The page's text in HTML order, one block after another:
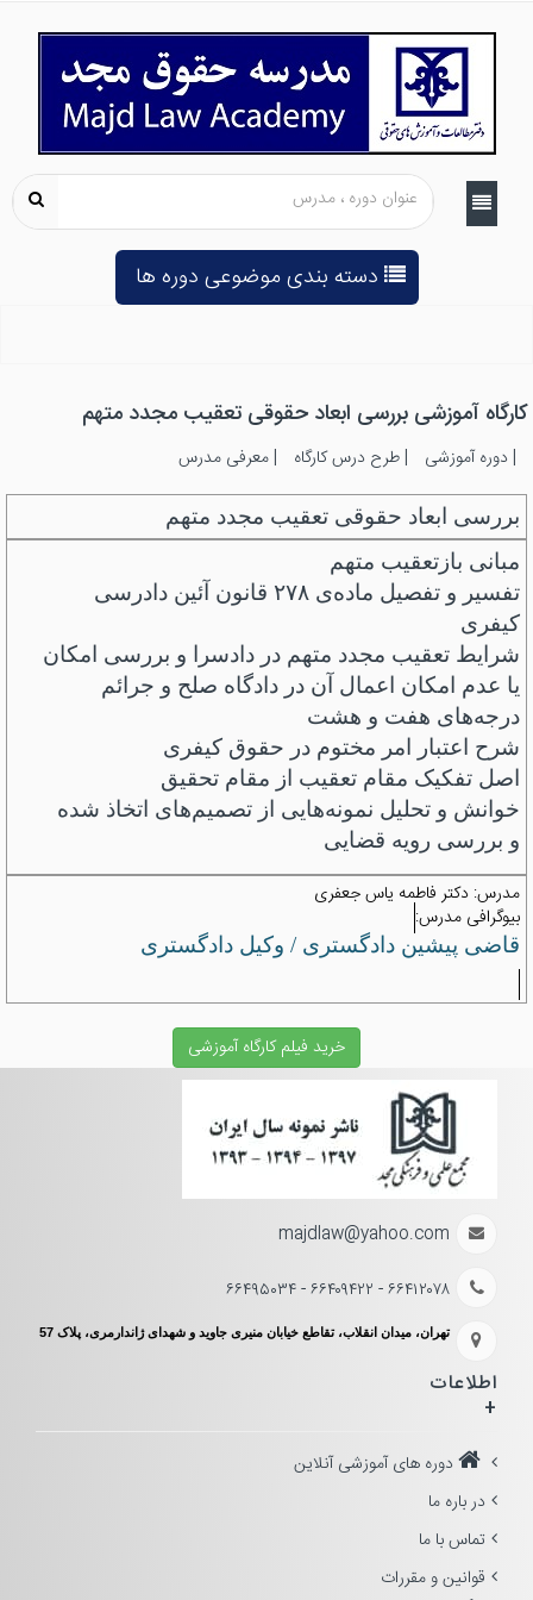
کارگاه آموزشی بررسی ابعاد حقوقی تعقیب مجدد متهم
| دوره آموزشی | طرح درس کارگاه | معرفی مدرس
بررسی ابعاد حقوقی تعقیب مجدد متهم
مبانی بازتعقیب متهم
تفسیر و تفصیل ماده‌ی ۲۷۸ قانون آئین دادرسی
کیفری
شرایط تعقیب مجدد متهم در دادسرا و بررسی امکان
یا عدم امکان اعمال آن در دادگاه صلح و جرائم
درجه‌های هفت و هشت
شرح اعتبار امر مختوم در حقوق کیفری
اصل تفکیک مقام تعقیب از مقام تحقیق
خوانش و تحلیل نمونه‌هایی از تصمیم‌های اتخاذ شده
و بررسی رویه قضایی
مدرس: دکتر فاطمه یاس جعفری
بیوگرافی مدرس:
قاضی پیشین دادگستری / وکیل دادگستری
خرید فیلم کارگاه آموزشی
majdlaw@yahoo.com
۶۶۴۱۲۰۷۸ - ۶۶۴۰۹۴۲۲ - ۶۶۴۹۵۰۳۴
تهران، میدان انقلاب، تقاطع خیابان منیری جاوید و شهدای ژاندارمری، پلاک 57
اطلاعات
+
دوره های آموزشی آنلاین
در باره ما
تماس با ما
قوانین و مقررات